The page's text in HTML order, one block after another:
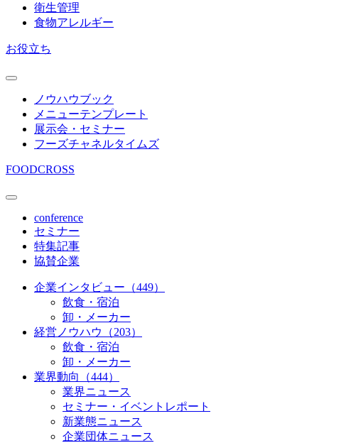
衛生管理
食物アレルギー
お役立ち
ノウハウブック
メニューテンプレート
展示会・セミナー
フーズチャネルタイムズ
FOODCROSS
conference
セミナー
特集記事
協賛企業
企業インタビュー（449）
飲食・宿泊
卸・メーカー
経営ノウハウ（203）
飲食・宿泊
卸・メーカー
業界動向（444）
業界ニュース
セミナー・イベントレポート
新業態ニュース
企業団体ニュース